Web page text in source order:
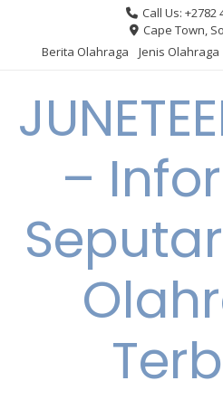
content
Call Us: +2782
Cape Town,
Berita Olahraga
Jenis Olahraga
–